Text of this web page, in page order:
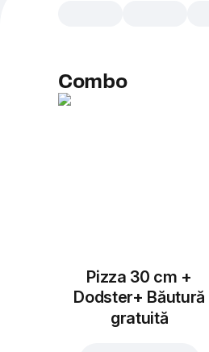
Combo
Pizza 30 cm +
Dodster+ Băutură
gratuită